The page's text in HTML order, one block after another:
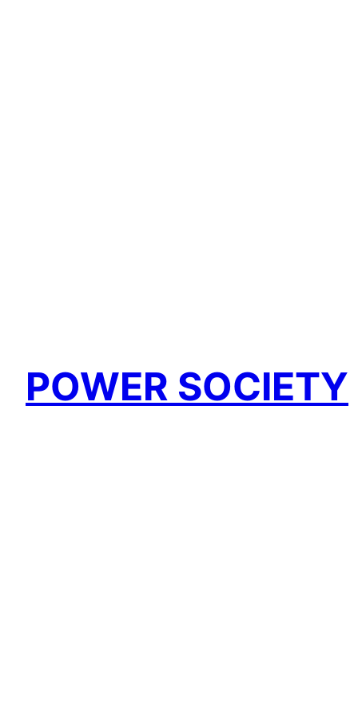
POWER SOCIETY